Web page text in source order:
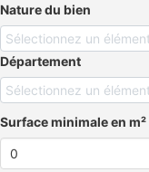
Nature du bien
Sélectionnez un élément
Département
Sélectionnez un élément
Surface minimale en m²